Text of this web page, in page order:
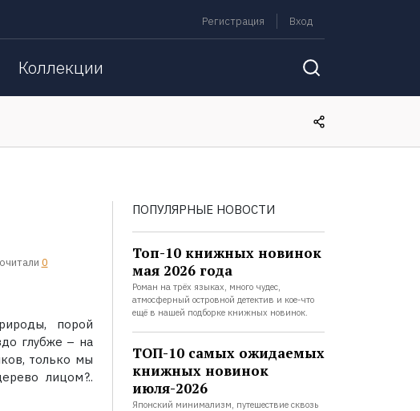
Регистрация Вход
Коллекции
0
порой
глубже – на
только мы
лицом?..
ПОПУЛЯРНЫЕ НОВОСТИ
Топ-10 книжных новинок
мая 2026 года
Роман на трёх языках, много чудес,
атмосферный островной детектив и кое-что
ещё в нашей подборке книжных новинок.
ТОП-10 самых ожидаемых
книжных новинок
июля-2026
Японский минимализм, путешествие сквозь